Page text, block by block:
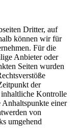
Dritter, auf
können wir für
Für die
Anbieter oder
Seiten wurden
der
inhaltliche Kontrolle
einer
von
umgehend